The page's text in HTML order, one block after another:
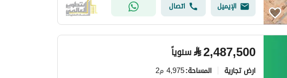
الإيميل اتصال
⃁2,487,500 سنوياً
ارض تجارية المساحة:4,975 م2